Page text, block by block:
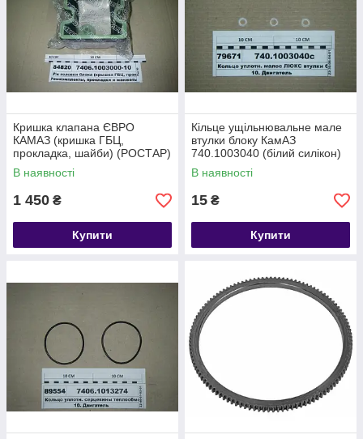
Кришка клапана ЄВРО
КАМАЗ (кришка ГБЦ,
прокладка, шайби) (РОСТАР)
7406.1003264
В наявності
1 450 ₴
Купити
Кільце ущільнювальне мале
втулки блоку КамАЗ
740.1003040 (білий силікон)
В наявності
15 ₴
Купити